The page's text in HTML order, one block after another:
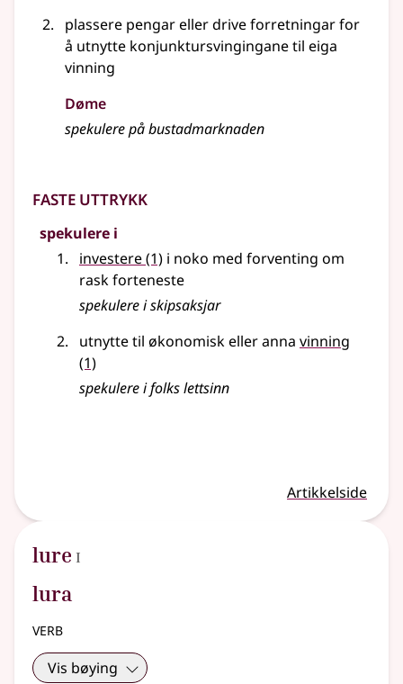
plassere pengar eller drive forretningar for
å utnytte konjunktursvingingane til eiga
vinning
Døme
spekulere på bustadmarknaden
Faste uttrykk
spekulere i
investere(1) i noko med forventing om
rask forteneste
spekulere i skipsaksjar
utnytte til økonomiskelleranna vinning
(1)
spekulere i folks lettsinn
Artikkelside
lure 1
I
lura
verb
Vis bøying